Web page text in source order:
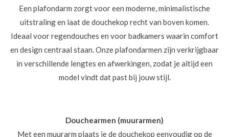
Een plafondarm zorgt voor een moderne, minimalistische
uitstraling en laat de douchekop recht van boven komen.
Ideaal voor regendouches en voor badkamers waarin comfort
en design centraal staan. Onze plafondarmen zijn verkrijgbaar
in verschillende lengtes en afwerkingen, zodat je altijd een
model vindt dat past bij jouw stijl.
Douchearmen (muurarmen)
Met een muurarm plaats je de douchekop eenvoudig op de